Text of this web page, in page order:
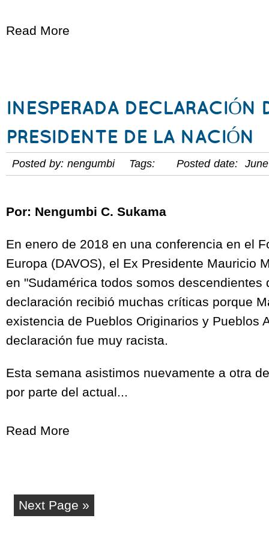
Read More
INESPERADA DECLARACIÓN
PRESIDENTE DE LA NACIÓN
Posted by: nengumbi Tags: Posted date: June
Por: Nengumbi C. Sukama
En enero de 2018 en una conferencia en el
Europa (DAVOS), el Ex Presidente Mauricio
en "Sudamérica todos somos descendientes
declaración recibió muchas críticas porque
existencia de Pueblos Originarios y Pueblos
declaración fue muy racista.
Esta semana asistimos nuevamente a otra
por parte del actual...
Read More
Next Page »